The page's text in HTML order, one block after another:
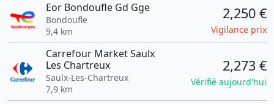
Eor Bondoufle Gd Gge
Bondoufle
9,4 km
2,250 €
Vigilance prix
Carrefour Market Saulx
Les Chartreux
Saulx-Les-Chartreux
7,9 km
2,273 €
Vérifié aujourd'hui